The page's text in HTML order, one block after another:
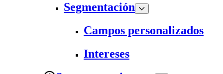
Segmentación
Campos personalizados
Intereses